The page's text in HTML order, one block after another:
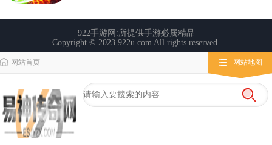
网站首页 网站地图
栏目导航
微变传奇
传奇攻略